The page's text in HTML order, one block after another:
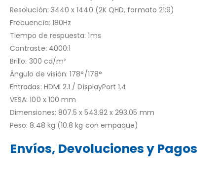
Resolución: 3440 x 1440 (2K QHD, formato 21:9)
Frecuencia: 180Hz
Tiempo de respuesta: 1ms
Contraste: 4000:1
Brillo: 300 cd/m²
Ángulo de visión: 178°/178°
Entradas: HDMI 2.1 / DisplayPort 1.4
VESA: 100 x 100 mm
Dimensiones: 807.5 x 543.92 x 293.05 mm
Peso: 8.48 kg (10.8 kg con empaque)
Envíos, Devoluciones y Pagos